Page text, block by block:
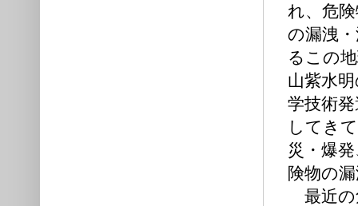
れ、危
の漏洩
るこの
山紫水
学技術
してき
災・爆
険物の
最近の